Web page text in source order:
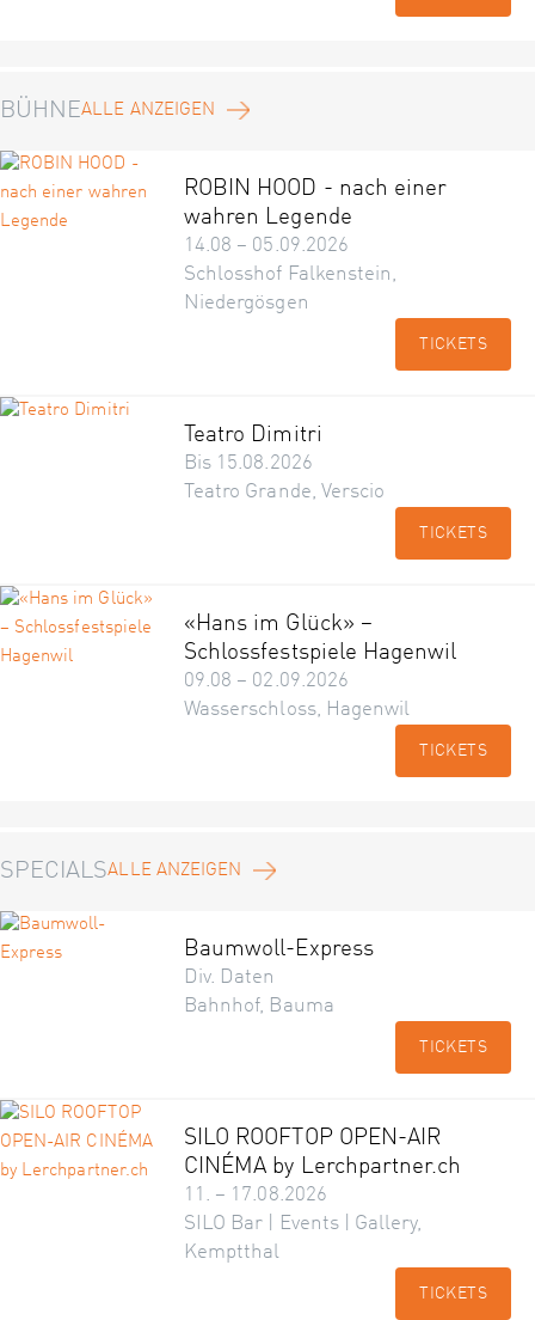
BÜHNEALLE ANZEIGEN
ROBIN HOOD - nach einer
wahren Legende
14.08 – 05.09.2026
Schlosshof Falkenstein,
Niedergösgen
TICKETS
Teatro Dimitri
Bis 15.08.2026
Teatro Grande, Verscio
TICKETS
«Hans im Glück» –
Schlossfestspiele Hagenwil
09.08 – 02.09.2026
Wasserschloss, Hagenwil
TICKETS
SPECIALSALLE ANZEIGEN
Baumwoll-Express
Div. Daten
Bahnhof, Bauma
TICKETS
SILO ROOFTOP OPEN-AIR
CINÉMA by Lerchpartner.ch
11. – 17.08.2026
SILO Bar | Events | Gallery,
Kemptthal
TICKETS